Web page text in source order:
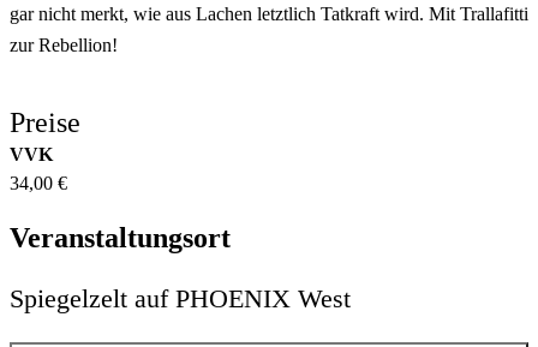
gar nicht merkt, wie aus Lachen letztlich Tatkraft wird. Mit Trallafitti
zur Rebellion!
Preise
VVK
34,00 €
Veranstaltungsort
Spiegelzelt auf PHOENIX West